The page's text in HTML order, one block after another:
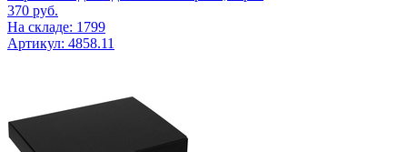
370 руб.
На складе: 1799
Артикул: 4858.11